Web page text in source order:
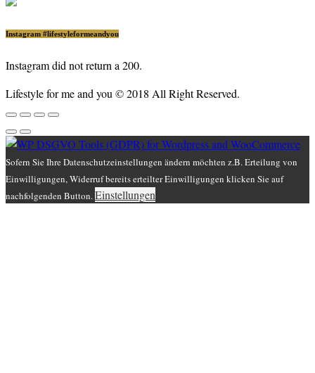
Instagram #lifestyleformeandyou
Instagram did not return a 200.
Lifestyle for me and you © 2018 All Right Reserved.
Sofern Sie Ihre Datenschutzeinstellungen ändern möchten z.B. Erteilung von
Einwilligungen, Widerruf bereits erteilter Einwilligungen klicken Sie auf
nachfolgenden Button.Einstellungen